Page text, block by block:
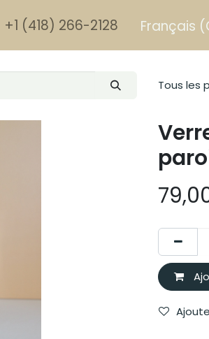
+1 (418) 266-2128 Français
Tous les